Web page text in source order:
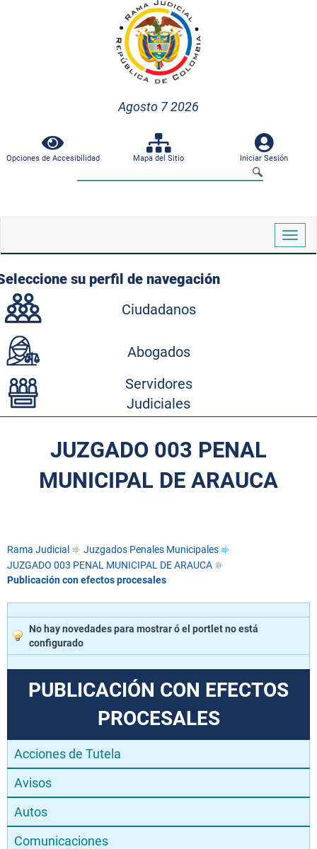
Agosto 7 2026
Opciones de Accesibilidad Mapa del Sitio Iniciar Sesión
su perfil de navegación
Ciudadanos
Abogados
Servidores
Judiciales
JUZGADO 003 PENAL
MUNICIPAL DE ARAUCA
Rama Judicial
Juzgados Penales Municipales
JUZGADO 003 PENAL MUNICIPAL DE ARAUCA
Publicación con efectos procesales
No hay novedades para mostrar ó el portlet no está
configurado
PUBLICACIÓN CON EFECTOS
PROCESALES
Acciones de Tutela
Avisos
Autos
Comunicaciones